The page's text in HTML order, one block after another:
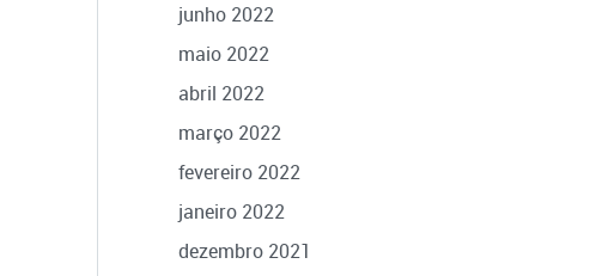
junho 2022
maio 2022
abril 2022
março 2022
fevereiro 2022
janeiro 2022
dezembro 2021